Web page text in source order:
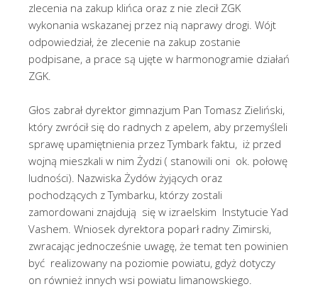
zlecenia na zakup klińca oraz z nie zlecił ZGK
wykonania wskazanej przez nią naprawy drogi. Wójt
odpowiedział, że zlecenie na zakup zostanie
podpisane, a prace są ujęte w harmonogramie działań
ZGK.
Głos zabrał dyrektor gimnazjum Pan Tomasz Zieliński,
który zwrócił się do radnych z apelem, aby przemyśleli
sprawę upamiętnienia przez Tymbark faktu, iż przed
wojną mieszkali w nim Żydzi ( stanowili oni ok. połowę
ludności). Nazwiska Żydów żyjących oraz
pochodzących z Tymbarku, którzy zostali
zamordowani znajdują się w izraelskim Instytucie Yad
Vashem. Wniosek dyrektora poparł radny Zimirski,
zwracając jednocześnie uwagę, że temat ten powinien
być realizowany na poziomie powiatu, gdyż dotyczy
on również innych wsi powiatu limanowskiego.